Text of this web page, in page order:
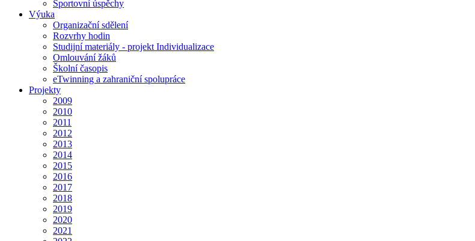
Sportovní úspěchy
Výuka
Organizační sdělení
Rozvrhy hodin
Studijní materiály - projekt Individualizace
Omlouvání žáků
Školní časopis
eTwinning a zahraniční spolupráce
Projekty
2009
2010
2011
2012
2013
2014
2015
2016
2017
2018
2019
2020
2021